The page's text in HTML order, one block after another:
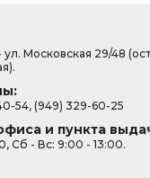
ул. Московская 29/48
54, (949) 329-60-25
и пункта
Сб - Вс: 9:00 - 13:00.